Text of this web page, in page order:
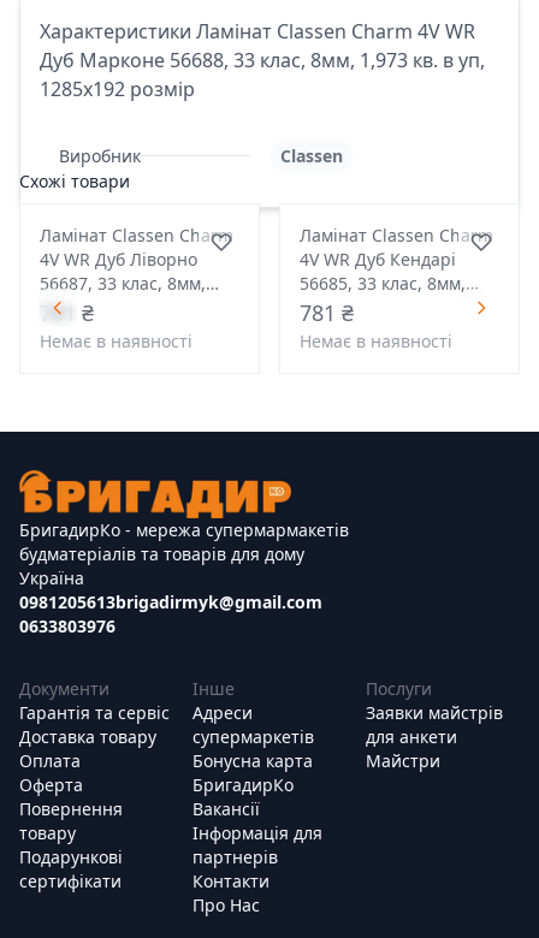
Характеристики Ламінат Classen Charm 4V WR
Дуб Марконе 56688, 33 клас, 8мм, 1,973 кв. в уп,
1285x192 розмір
Виробник
Classen
Схожі товари
Ламінат Classen Charm
4V WR Дуб Ліворно
56687, 33 клас, 8мм,
1,973 кв. в уп, 1285x192
розмір
781 ₴
Немає в наявності
Ламінат Classen Charm
4V WR Дуб Кендарі
56685, 33 клас, 8мм,
1,973 кв. в уп, 1285x192
розмір
781 ₴
Немає в наявності
БригадирКо - мережа супермармакетів
будматеріалів та товарів для дому
Україна
0981205613
0633803976
brigadirmyk@gmail.com
Документи
Гарантія та сервіс
Доставка товару
Оплата
Оферта
Повернення
товару
Подарункові
сертифікати
Інше
Адреси
супермаркетів
Бонусна карта
БригадирКо
Вакансії
Інформація для
партнерів
Контакти
Про Нас
Послуги
Заявки майстрів
для анкети
Майстри